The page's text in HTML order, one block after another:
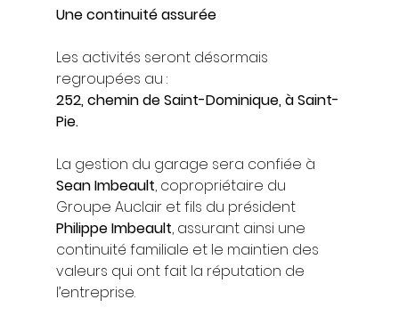
Une continuité assurée
Les activités seront désormais
regroupées au :
252, chemin de Saint-Dominique, à Saint-
Pie.
La gestion du garage sera confiée à
Sean Imbeault, copropriétaire du
Groupe Auclair et fils du président
Philippe Imbeault, assurant ainsi une
continuité familiale et le maintien des
valeurs qui ont fait la réputation de
l’entreprise.